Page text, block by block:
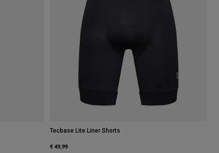
Tecbase Lite Liner Shorts
€ 49,99